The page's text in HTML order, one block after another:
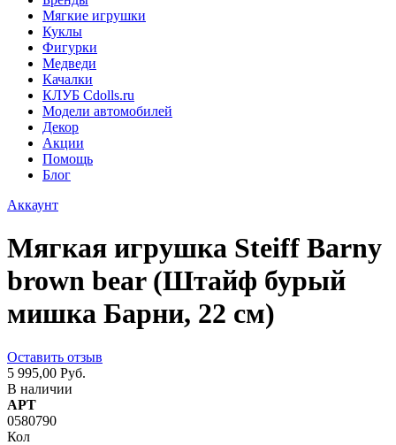
Мягкие игрушки
Куклы
Фигурки
Медведи
Качалки
КЛУБ Cdolls.ru
Модели автомобилей
Декор
Акции
Помощь
Блог
Аккаунт
Мягкая игрушка Steiff Barny
brown bear (Штайф бурый
мишка Барни, 22 см)
Оставить отзыв
5 995,00 Руб.
В наличии
АРТ
0580790
Кол